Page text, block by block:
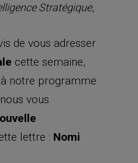
Stratégique,
de vous adresser
cette semaine,
à notre programme
vous
lettre : Nomi